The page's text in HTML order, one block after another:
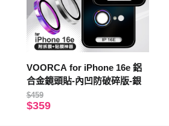
VOORCA for iPhone 16e 鋁
合金鏡頭貼-內凹防破碎版-銀
$459
$359